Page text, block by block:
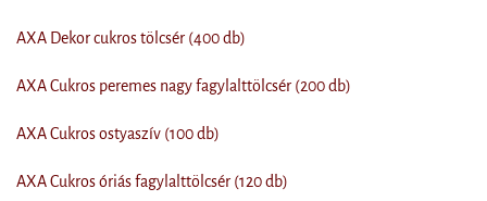
AXA Dekor cukros tölcsér (400 db)
AXA Cukros peremes nagy fagylalttölcsér (200 db)
AXA Cukros ostyaszív (100 db)
AXA Cukros óriás fagylalttölcsér (120 db)